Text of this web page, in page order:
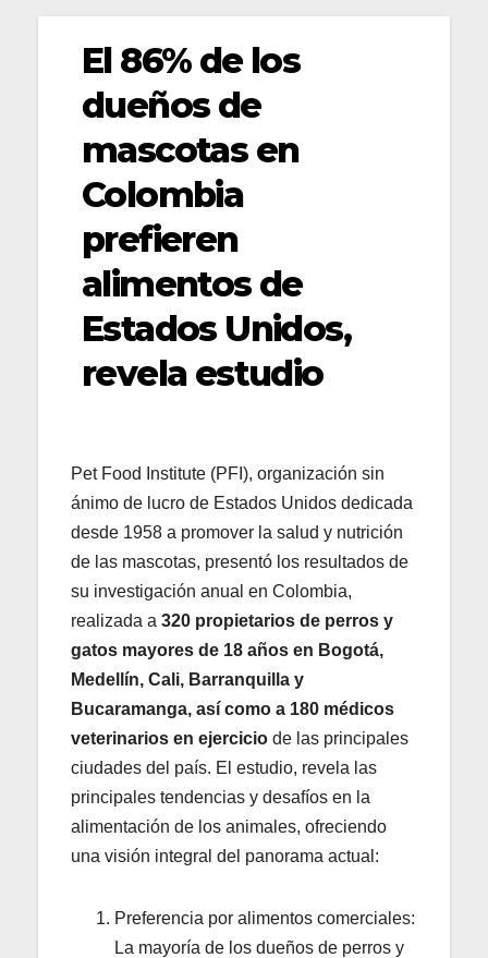
El 86% de los
dueños de
mascotas en
Colombia
prefieren
alimentos de
Estados Unidos,
revela estudio
Pet Food Institute (PFI), organización sin
ánimo de lucro de Estados Unidos dedicada
desde 1958 a promover la salud y nutrición
de las mascotas, presentó los resultados de
su investigación anual en Colombia,
realizada a 320 propietarios de perros y
gatos mayores de 18 años en Bogotá,
Medellín, Cali, Barranquilla y
Bucaramanga, así como a 180 médicos
veterinarios en ejercicio de las principales
ciudades del país. El estudio, revela las
principales tendencias y desafíos en la
alimentación de los animales, ofreciendo
una visión integral del panorama actual:
Preferencia por alimentos comerciales:
La mayoría de los dueños de perros y